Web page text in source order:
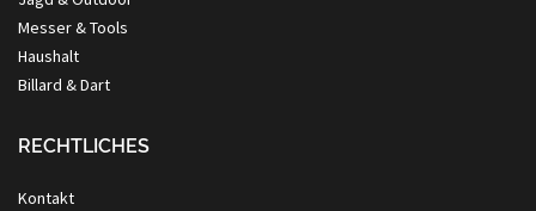
Messer & Tools
Haushalt
Billard & Dart
RECHTLICHES
Kontakt